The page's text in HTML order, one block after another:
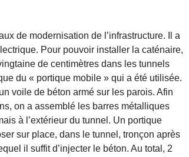
de modernisation de l’infrastructure. Il a
Pour pouvoir installer la caténaire,
de centimètres dans les tunnels
du « portique mobile » qui a été utilisée.
voile de béton armé sur les parois. Afin
on a assemblé les barres métalliques
à l’extérieur du tunnel. Un portique
sur place, dans le tunnel, tronçon après
il suffit d’injecter le béton. Au total, 2